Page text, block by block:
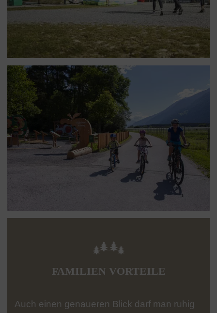
FAMILIEN VORTEILE
Auch einen genaueren Blick darf man ruhig